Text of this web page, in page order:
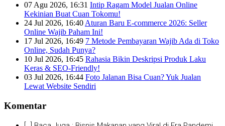
07 Agu 2026, 16:31 Intip Ragam Model Jualan Online
Kekinian Buat Cuan Tokomu!
24 Jul 2026, 16:40 Aturan Baru E-commerce 2026: Seller
Online Wajib Paham Ini!
17 Jul 2026, 16:49 7 Metode Pembayaran Wajib Ada di Toko
Online, Sudah Punya?
10 Jul 2026, 16:45 Rahasia Bikin Deskripsi Produk Laku
Keras & SEO-Friendly!
03 Jul 2026, 16:44 Foto Jalanan Bisa Cuan? Yuk Jualan
Lewat Website Sendiri
Komentar